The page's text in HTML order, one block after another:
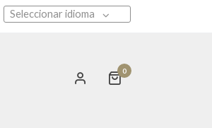
Seleccionar idioma
0